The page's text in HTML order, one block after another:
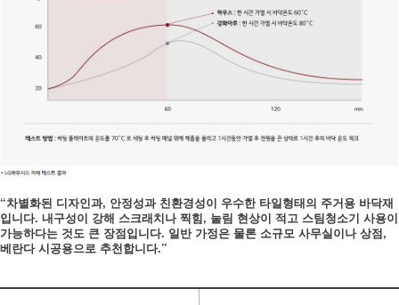
“차별화된 디자인과, 안정성과 친환경성이 우수한 타일형태의 주거용 바닥재
입니다. 내구성이 강해 스크래치나 찍힘, 눌림 현상이 적고 스팀청소기 사용이
가능하다는 것도 큰 장점입니다. 일반 가정은 물론 소규모 사무실이나 상점,
베란다 시공용으로 추천합니다.”